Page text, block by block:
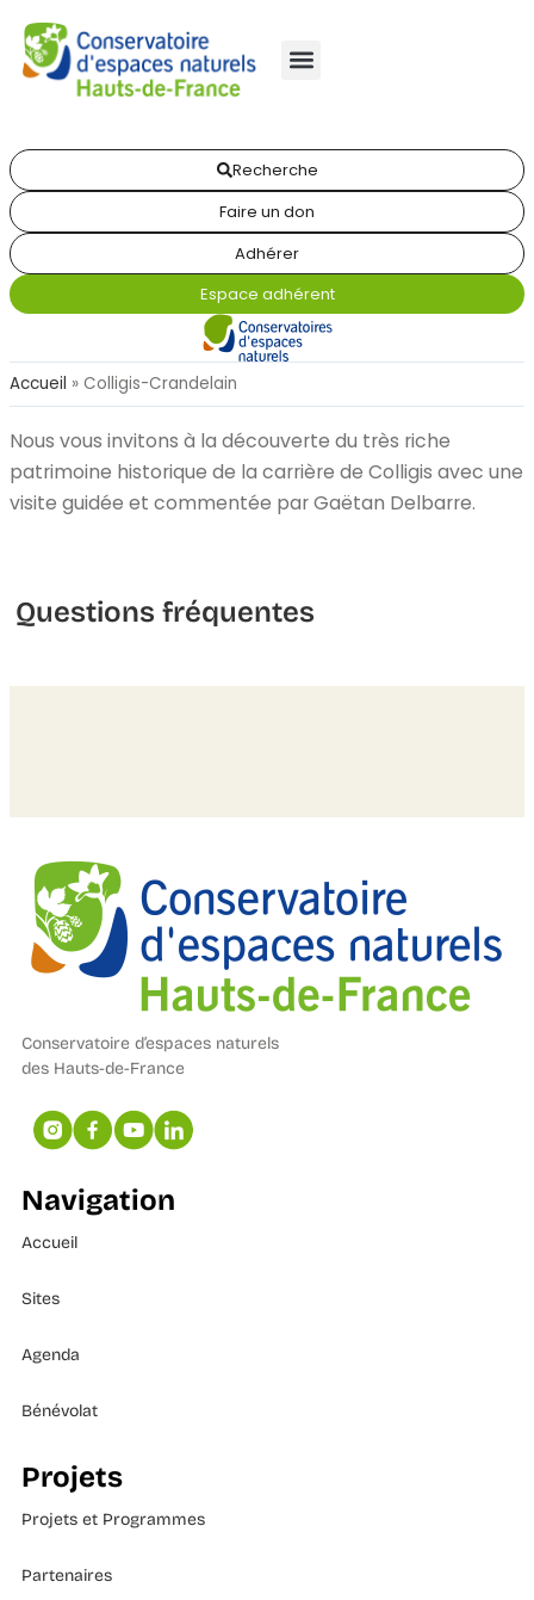
Recherche
Faire un don
Adhérer
Espace adhérent
Accueil » Colligis-Crandelain
Nous vous invitons à la découverte du très riche
patrimoine historique de la carrière de Colligis avec une
visite guidée et commentée par Gaëtan Delbarre.
Questions fréquentes
Conservatoire d’espaces naturels
des Hauts-de-France
Navigation
Accueil
Sites
Agenda
Bénévolat
Projets
Projets et Programmes
Partenaires